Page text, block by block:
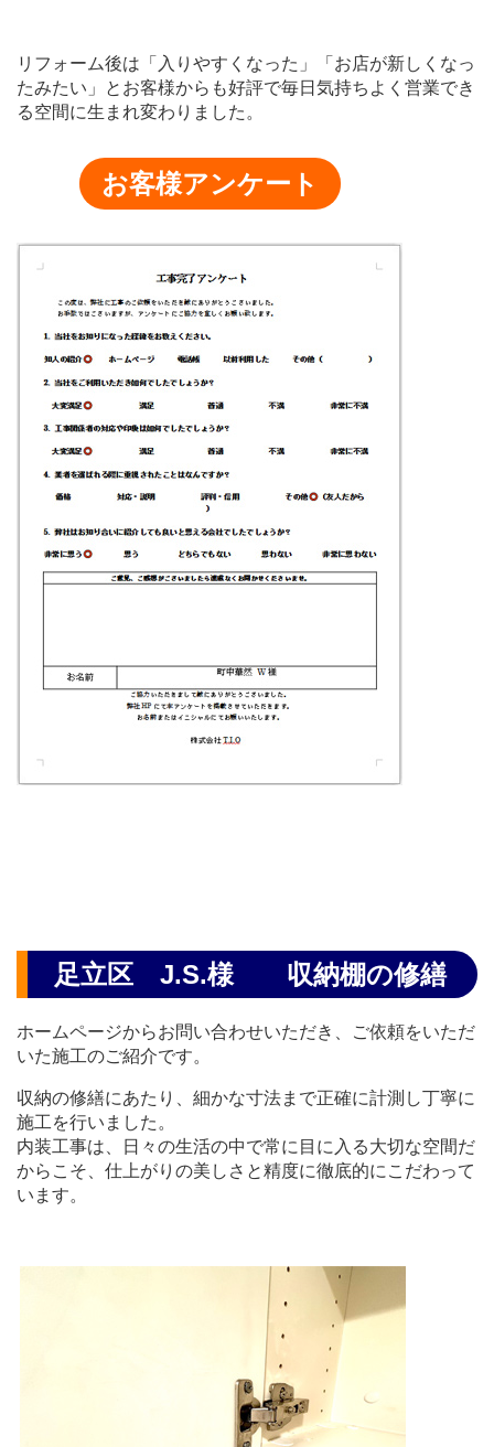
リフォーム後は「入りやすくなった」「お店が新しくなっ
たみたい」とお客様からも好評で毎日気持ちよく営業でき
る空間に生まれ変わりました。
お客様アンケート
足立区 J.S.様 収納棚の修繕
ホームページからお問い合わせいただき、ご依頼をいただ
いた施工のご紹介です。
収納の修繕にあたり、細かな寸法まで正確に計測し丁寧に
施工を行いました。
内装工事は、日々の生活の中で常に目に入る大切な空間だ
からこそ、 仕上がりの美しさと精度に徹底的にこだわって
います。